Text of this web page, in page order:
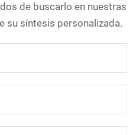
de buscarlo en nuestras
su síntesis personalizada.